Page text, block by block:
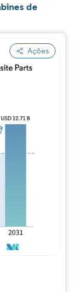
de
Ações